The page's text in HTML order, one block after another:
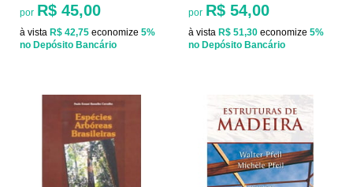
por R$ 45,00
à vista R$ 42,75 economize 5%
no Depósito Bancário
por R$ 54,00
à vista R$ 51,30 economize 5%
no Depósito Bancário